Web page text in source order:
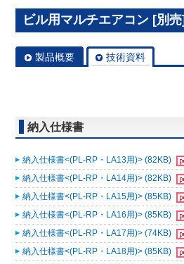
ビル用マルチエアコン [別
製品概要 技術資料
納入仕様書
納入仕様書<(PL-RP・LA13用)> (82KB)
納入仕様書<(PL-RP・LA14用)> (82KB)
納入仕様書<(PL-RP・LA15用)> (85KB)
納入仕様書<(PL-RP・LA16用)> (85KB)
納入仕様書<(PL-RP・LA17用)> (74KB)
納入仕様書<(PL-RP・LA18用)> (85KB)